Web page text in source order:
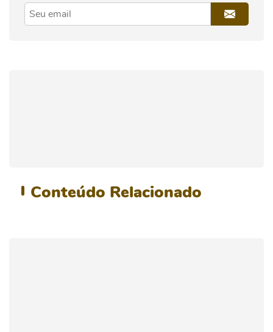
Conteúdo Relacionado